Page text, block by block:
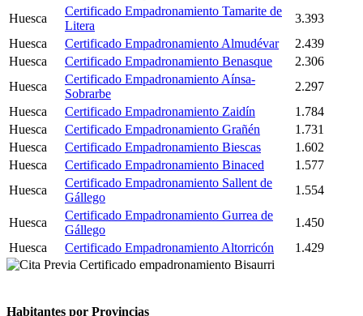
Huesca
Certificado Empadronamiento Tamarite de
Litera
3.393
Huesca
Certificado Empadronamiento Almudévar
2.439
Huesca
Certificado Empadronamiento Benasque
2.306
Huesca
Certificado Empadronamiento Aínsa-
Sobrarbe
2.297
Huesca
Certificado Empadronamiento Zaidín
1.784
Huesca
Certificado Empadronamiento Grañén
1.731
Huesca
Certificado Empadronamiento Biescas
1.602
Huesca
Certificado Empadronamiento Binaced
1.577
Huesca
Certificado Empadronamiento Sallent de
Gállego
1.554
Huesca
Certificado Empadronamiento Gurrea de
Gállego
1.450
Huesca
Certificado Empadronamiento Altorricón 1.429
Habitantes por Provincias